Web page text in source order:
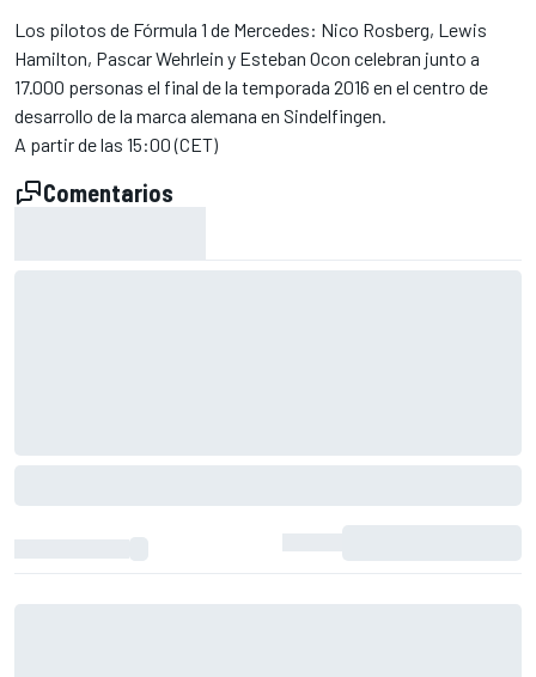
Los pilotos de Fórmula 1 de Mercedes: Nico Rosberg, Lewis
Hamilton, Pascar Wehrlein y Esteban Ocon celebran junto a
17.000 personas el final de la temporada 2016 en el centro de
desarrollo de la marca alemana en Sindelfingen.
A partir de las 15:00 (CET)
Comentarios